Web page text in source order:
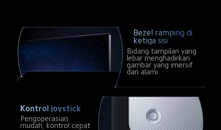
Bezel ramping di
ketiga sisi
Bidang tampilan yang
lebar menghadirkan
gambar yang imersif
dan alami
Kontrol joystick
Pengoperasian
mudah, kontrol cepat